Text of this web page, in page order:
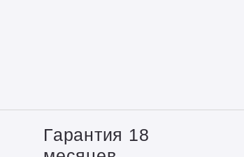
Гарантия 18